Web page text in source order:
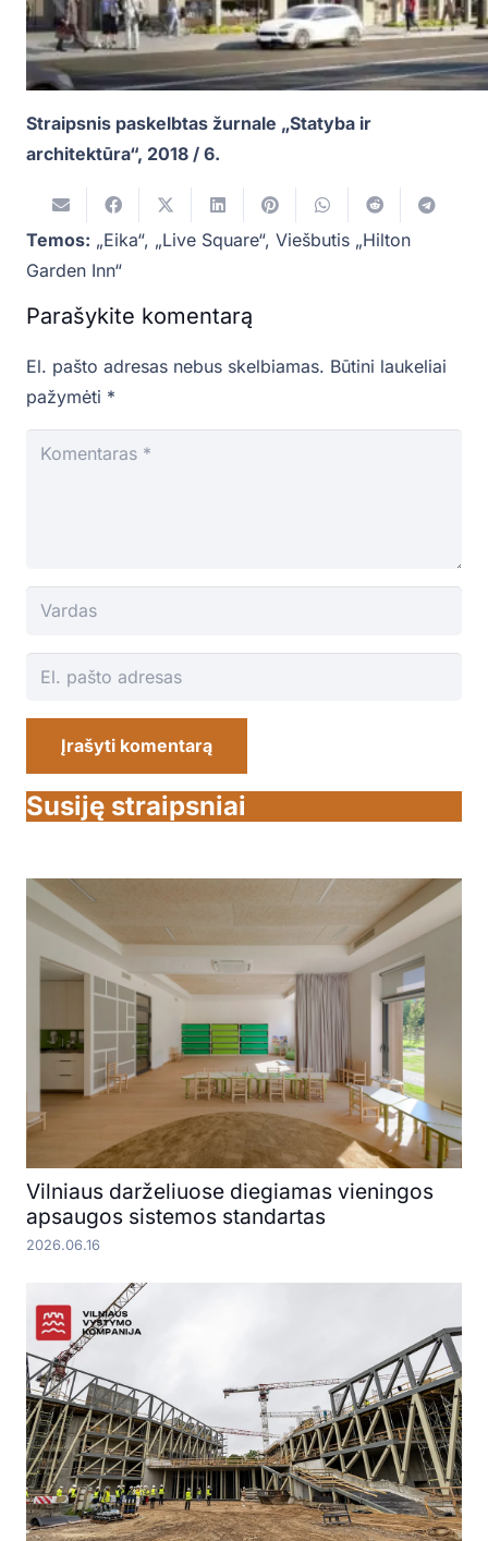
Straipsnis paskelbtas žurnale „Statyba ir
architektūra“, 2018 / 6.
Temos: „Eika“, „Live Square“, Viešbutis „Hilton
Garden Inn“
Parašykite komentarą
El. pašto adresas nebus skelbiamas. Būtini laukeliai
pažymėti *
Įrašyti komentarą
Susiję straipsniai
Vilniaus darželiuose diegiamas vieningos
apsaugos sistemos standartas
2026.06.16